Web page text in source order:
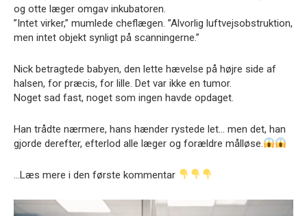
og otte læger omgav inkubatoren.
”Intet virker,” mumlede cheflægen. ”Alvorlig luftvejsobstruktion,
men intet objekt synligt på scanningerne.”
Nick betragtede babyen, den lette hævelse på højre side af
halsen, for præcis, for lille. Det var ikke en tumor.
Noget sad fast, noget som ingen havde opdaget.
Han trådte nærmere, hans hænder rystede let… men det, han
gjorde derefter, efterlod alle læger og forældre målløse.
…Læs mere i den første kommentar